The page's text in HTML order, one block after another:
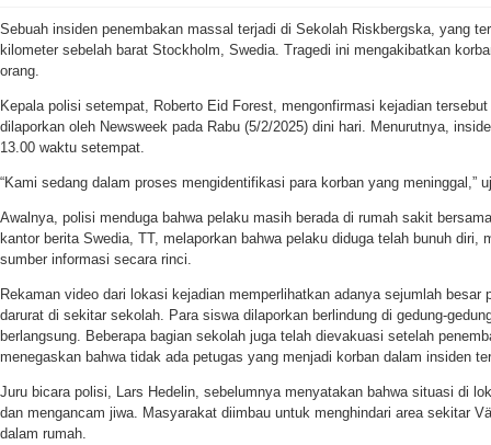
Sebuah insiden penembakan massal terjadi di Sekolah Riskbergska, yang
kilometer sebelah barat Stockholm, Swedia. Tragedi ini mengakibatkan
orang.
Kepala polisi setempat, Roberto Eid Forest, mengonfirmasi kejadian
dilaporkan oleh Newsweek pada Rabu (5/2/2025) dini hari. Menurutnya,
13.00 waktu setempat.
“Kami sedang dalam proses mengidentifikasi para korban yang meninggal,”
Awalnya, polisi menduga bahwa pelaku masih berada di rumah sakit
kantor berita Swedia, TT, melaporkan bahwa pelaku diduga telah bunuh diri,
sumber informasi secara rinci.
Rekaman video dari lokasi kejadian memperlihatkan adanya sejumlah besar
darurat di sekitar sekolah. Para siswa dilaporkan berlindung di gedung-
berlangsung. Beberapa bagian sekolah juga telah dievakuasi setelah
menegaskan bahwa tidak ada petugas yang menjadi korban dalam insiden
Juru bicara polisi, Lars Hedelin, sebelumnya menyatakan bahwa situasi di
dan mengancam jiwa. Masyarakat diimbau untuk menghindari area sekitar
dalam rumah.